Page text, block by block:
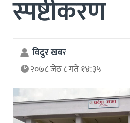
स्पष्टीकरण
विदुर खबर
२०७८ जेठ ८ गते १४:३५